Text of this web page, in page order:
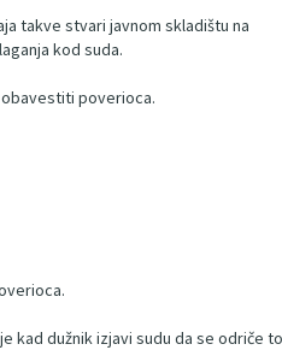
takve stvari javnom skladištu na
kod suda.
obavestiti poverioca.
kad dužnik izjavi sudu da se